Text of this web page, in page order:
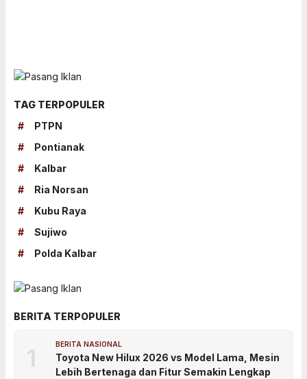
TAG TERPOPULER
#
PTPN
#
Pontianak
#
Kalbar
#
Ria Norsan
#
Kubu Raya
#
Sujiwo
#
Polda Kalbar
BERITA TERPOPULER
1 BERITA NASIONAL
Toyota New Hilux 2026 vs Model Lama, Mesin
Lebih Bertenaga dan Fitur Semakin Lengkap